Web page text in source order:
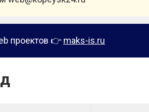
проектов 👉 maks-is.ru